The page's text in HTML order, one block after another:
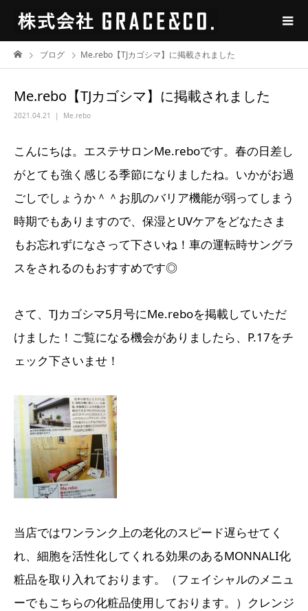
ブログ Me.rebo【TJカゴシマ】に掲載されました
Me.rebo【TJカゴシマ】に掲載されました
2021.04.21 Me.rebo
こんにちは。エステサロンMe.reboです。春の日差し
がとても強く感じる季節になりましたね。いかがお過
ごしでしょうか＾＾お肌のバリア機能が弱ってしまう
時期でもありますので、保湿とUVケアをどなたさま
もお忘れずになさって下さいね！車の運転時サングラ
スをされるのもおすすめです◎
さて、TJカゴシマ5月号にMe.reboを掲載していただ
けました！ご覧になる機会がありましたら、P.17をチ
ェック下さいませ！
当店ではワンランク上の老化のスピード遅らせてく
れ、細胞を活性化してくれる効果のあるMONNALI化
粧品を取り入れております。（フェイシャルのメニュ
ーでもこちらの化粧品使用しております。）クレンジ